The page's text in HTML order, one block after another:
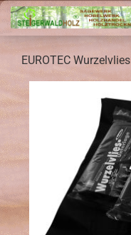
EU­RO­TEC Wur­zel­vlies